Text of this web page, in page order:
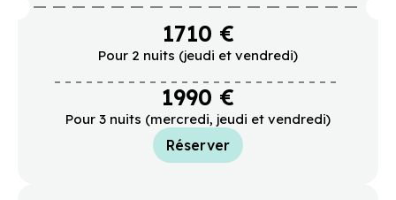
1710 €
Pour 2 nuits (jeudi et vendredi)
1990 €
Pour 3 nuits (mercredi, jeudi et vendredi)
Réserver